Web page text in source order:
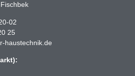
02
25
haustechnik.de